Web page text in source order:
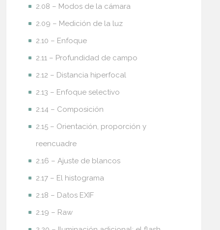
2.08 – Modos de la cámara
2.09 – Medición de la luz
2.10 – Enfoque
2.11 – Profundidad de campo
2.12 – Distancia hiperfocal
2.13 – Enfoque selectivo
2.14 – Composición
2.15 – Orientación, proporción y
reencuadre
2.16 – Ajuste de blancos
2.17 – El histograma
2.18 – Datos EXIF
2.19 – Raw